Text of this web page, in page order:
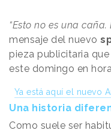
“Esto no es una
mensaje del nuevo
pieza publicitaria
este domingo en
Ya está aquí el nuevo
Una historia
Como suele ser